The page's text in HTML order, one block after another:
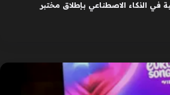
في الذكاء الاصطناعي بإطلاق مختبر